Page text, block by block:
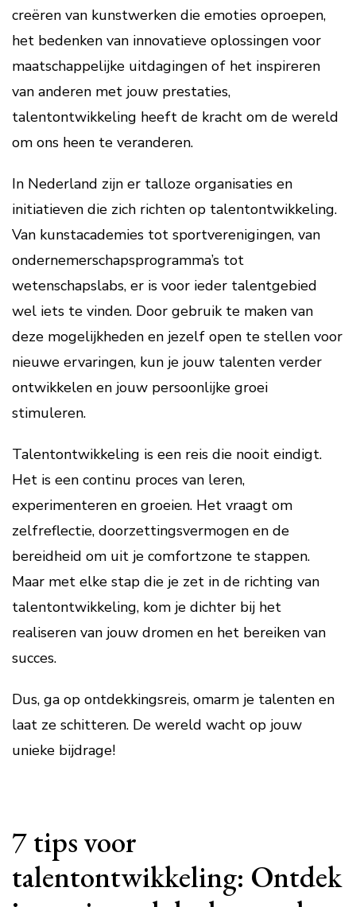
creëren van kunstwerken die emoties oproepen,
het bedenken van innovatieve oplossingen voor
maatschappelijke uitdagingen of het inspireren
van anderen met jouw prestaties,
talentontwikkeling heeft de kracht om de wereld
om ons heen te veranderen.
In Nederland zijn er talloze organisaties en
initiatieven die zich richten op talentontwikkeling.
Van kunstacademies tot sportverenigingen, van
ondernemerschapsprogramma’s tot
wetenschapslabs, er is voor ieder talentgebied
wel iets te vinden. Door gebruik te maken van
deze mogelijkheden en jezelf open te stellen voor
nieuwe ervaringen, kun je jouw talenten verder
ontwikkelen en jouw persoonlijke groei
stimuleren.
Talentontwikkeling is een reis die nooit eindigt.
Het is een continu proces van leren,
experimenteren en groeien. Het vraagt om
zelfreflectie, doorzettingsvermogen en de
bereidheid om uit je comfortzone te stappen.
Maar met elke stap die je zet in de richting van
talentontwikkeling, kom je dichter bij het
realiseren van jouw dromen en het bereiken van
succes.
Dus, ga op ontdekkingsreis, omarm je talenten en
laat ze schitteren. De wereld wacht op jouw
unieke bijdrage!
7 tips voor
talentontwikkeling: Ontdek